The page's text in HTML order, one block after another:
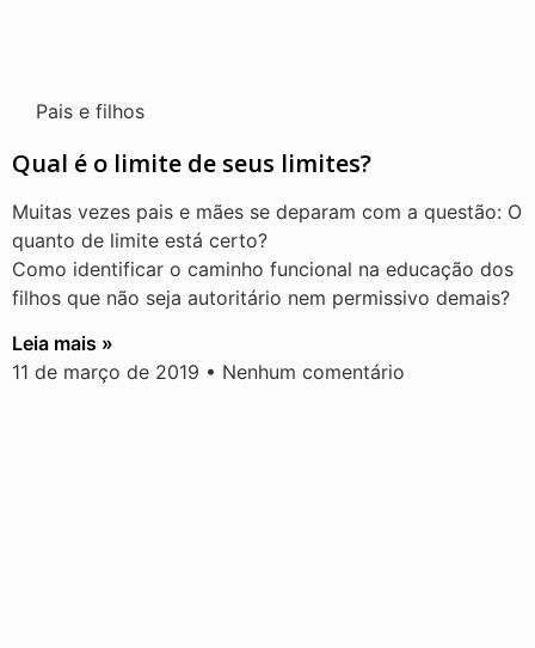
Pais e filhos
Qual é o limite de seus limites?
Muitas vezes pais e mães se deparam com a questão: O
quanto de limite está certo?
Como identificar o caminho funcional na educação dos
filhos que não seja autoritário nem permissivo demais?
Leia mais »
11 de março de 2019
Nenhum comentário